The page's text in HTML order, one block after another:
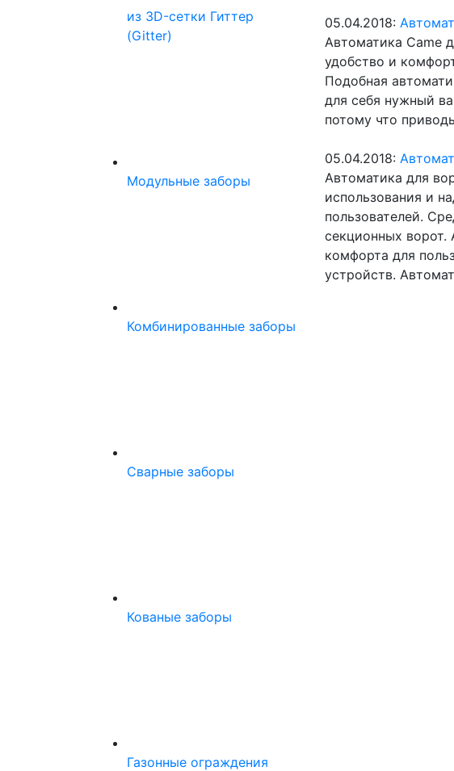
из 3D-сетки Гиттер
(Gitter)
Модульные заборы
Комбинированные заборы
Сварные заборы
Кованые заборы
Газонные ограждения
05.04.2018:
Автоматика Came
удобство и
Подобная
для себя нужный
потому что
05.04.2018:
Автоматика для
использования и
пользователей.
секционных ворот.
комфорта для
устройств.